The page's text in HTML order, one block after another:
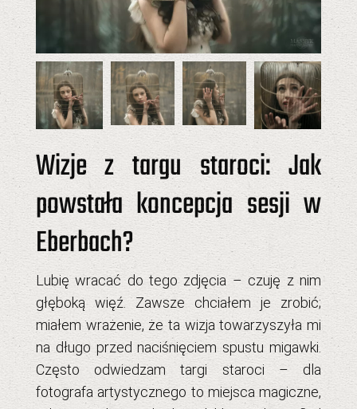
Wizje z targu staroci: Jak
powstała koncepcja sesji w
Eberbach?
Lubię wracać do tego zdjęcia – czuję z nim
głęboką więź. Zawsze chciałem je zrobić;
miałem wrażenie, że ta wizja towarzyszyła mi
na długo przed naciśnięciem spustu migawki.
Często odwiedzam targi staroci – dla
fotografa artystycznego to miejsca magiczne,